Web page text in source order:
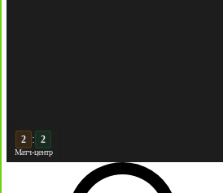
3 : 2
Матч-центр